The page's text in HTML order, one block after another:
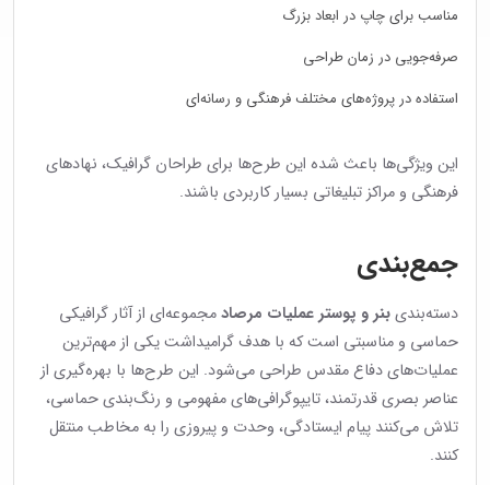
مناسب برای چاپ در ابعاد بزرگ
صرفه‌جویی در زمان طراحی
استفاده در پروژه‌های مختلف فرهنگی و رسانه‌ای
این ویژگی‌ها باعث شده این طرح‌ها برای طراحان گرافیک، نهادهای
فرهنگی و مراکز تبلیغاتی بسیار کاربردی باشند.
جمع‌بندی
دسته‌بندیبنر و پوستر عملیات مرصادمجموعه‌ای از آثار گرافیکی
حماسی و مناسبتی است که با هدف گرامیداشت یکی از مهم‌ترین
عملیات‌های دفاع مقدس طراحی می‌شود. این طرح‌ها با بهره‌گیری از
عناصر بصری قدرتمند، تایپوگرافی‌های مفهومی و رنگ‌بندی حماسی،
تلاش می‌کنند پیام ایستادگی، وحدت و پیروزی را به مخاطب منتقل
کنند.